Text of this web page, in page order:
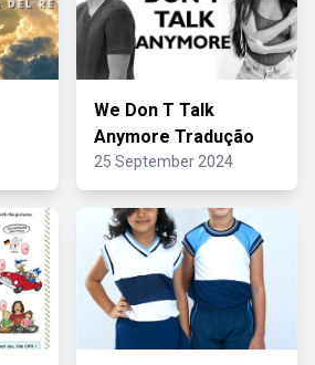
We Don T Talk
Anymore Tradução
25 September 2024